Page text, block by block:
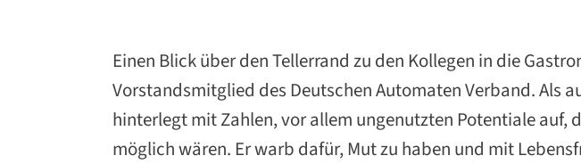
Einen Blick über den Tellerrand zu den Kollegen in die
Vorstandsmitglied des Deutschen Automaten Verband. Als
hinterlegt mit Zahlen, vor allem ungenutzten Potentiale
möglich wären. Er warb dafür, Mut zu haben und mit